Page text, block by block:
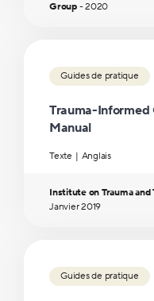
Group-2020
Guides de pratique
Trauma-Informed
Manual
Texte Anglais
Institute on Trauma
Janvier2019
Guides de pratique